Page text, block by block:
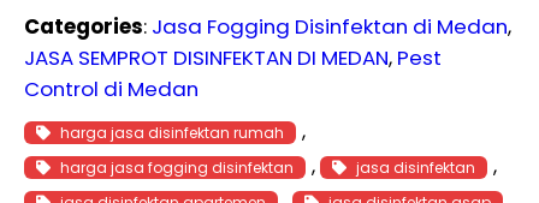
Categories: Jasa Fogging Disinfektan di Medan
JASA SEMPROT DISINFEKTAN DI MEDAN, Pest
Control di Medan
harga jasa disinfektan rumah ,
harga jasa fogging disinfektan , jasa disinfektan ,